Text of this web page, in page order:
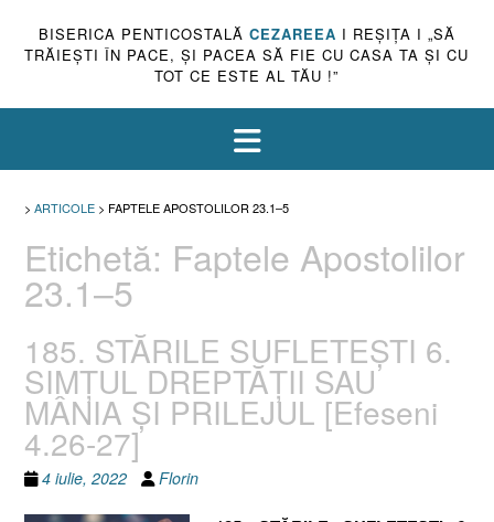
BISERICA PENTICOSTALĂ CEZAREEA I REŞIŢA I „SĂ
TRĂIEŞTI ÎN PACE, ŞI PACEA SĂ FIE CU CASA TA ŞI CU
TOT CE ESTE AL TĂU !”
> ARTICOLE > FAPTELE APOSTOLILOR 23.1–5
Etichetă: Faptele Apostolilor
23.1–5
185. STĂRILE SUFLETEȘTI 6.
SIMȚUL DREPTĂȚII SAU
MÂNIA ȘI PRILEJUL [Efeseni
4.26-27]
4 iulie, 2022 Florin